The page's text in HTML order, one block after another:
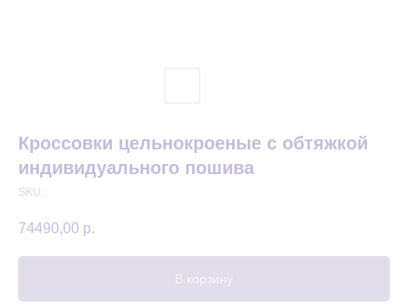
Кроссовки цельнокроеные с обтяжкой
индивидуального пошива
SKU:
74490,00 р.
В корзину